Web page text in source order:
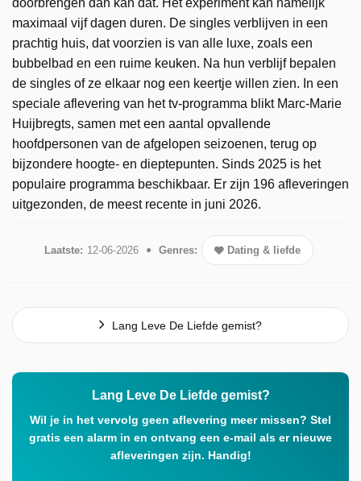
maximaal vijf dagen duren. De singles verblijven in een
prachtig huis, dat voorzien is van alle luxe, zoals een
bubbelbad en een ruime keuken. Na hun verblijf bepalen
de singles of ze elkaar nog een keertje willen zien. In een
speciale aflevering van het tv-programma blikt Marc-Marie
Huijbregts, samen met een aantal opvallende
hoofdpersonen van de afgelopen seizoenen, terug op
bijzondere hoogte- en dieptepunten. Sinds 2025 is het
populaire programma beschikbaar. Er zijn 196 afleveringen
uitgezonden, de meest recente in juni 2026.
Laatste: 12-06-2026 Genres: Dating & liefde
Lang Leve De Liefde gemist?
Lang Leve De Liefde gemist?
Wil je in het vervolg geen aflevering meer missen? Stel
gratis een alarm in en ontvang een e-mail als er nieuwe
afleveringen zijn. Handig!